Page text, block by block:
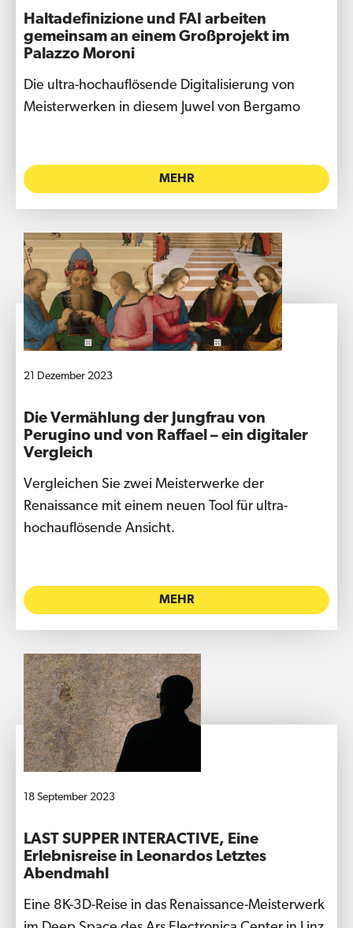
Haltadefinizione und FAI arbeiten
gemeinsam an einem Großprojekt im
Palazzo Moroni
Die ultra-hochauflösende Digitalisierung von
Meisterwerken in diesem Juwel von Bergamo
MEHR
21 Dezember 2023
Die Vermählung der Jungfrau von
Perugino und von Raffael – ein digitaler
Vergleich
Vergleichen Sie zwei Meisterwerke der
Renaissance mit einem neuen Tool für ultra-
hochauflösende Ansicht.
MEHR
18 September 2023
LAST SUPPER INTERACTIVE, Eine
Erlebnisreise in Leonardos Letztes
Abendmahl
Eine 8K-3D-Reise in das Renaissance-Meisterwerk